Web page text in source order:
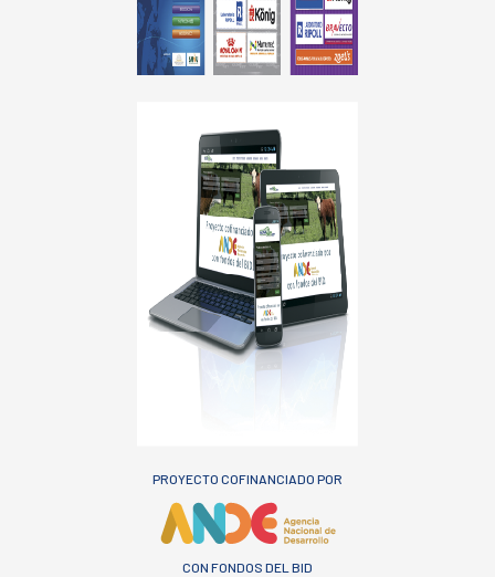
PROYECTO COFINANCIADO POR
CON FONDOS DEL BID